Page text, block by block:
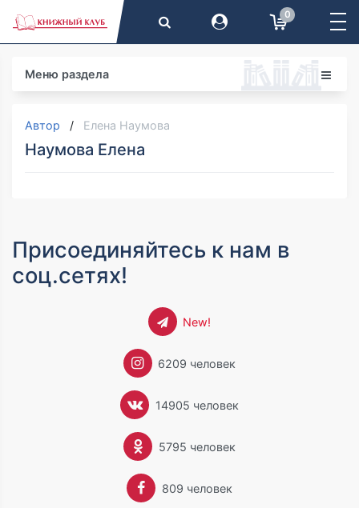
0
Меню раздела
Автор Елена Наумова
Наумова Елена
Присоединяйтесь к нам в
соц.сетях!
New!
6209 человек
14905 человек
5795 человек
809 человек